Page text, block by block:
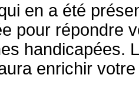
en a été
pour répondre
handicapées.
enrichir votre